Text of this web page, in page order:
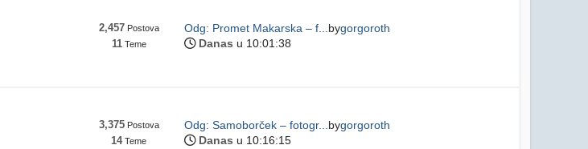
2,457Postova
11Teme
Odg: Promet Makarska – f... bygorgoroth
Danas u 10:01:38
3,375Postova
14Teme
Odg: Samoborček – fotogr... bygorgoroth
Danas u 10:16:15